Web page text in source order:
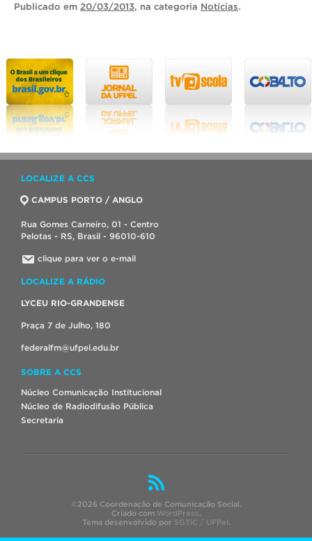
Publicado em 20/03/2013, na categoria Notícias.
LOCALIZE A CCS
CAMPUS PORTO / ANGLO
Rua Gomes Carneiro, 01 - Centro
Pelotas - RS, Brasil - 96010-610
clique para ver o e-mail
LOCALIZE A RÁDIO
LYCEU RIO-GRANDENSE
Praça 7 de Julho, 180
federalfm@ufpel.edu.br
SOBRE A CCS
Núcleo Comunicação Institucional
Núcleo de Radiodifusão Pública
Secretaria
©2026 Coordenação de Comunicação Social.
Criado com WordPress.
Tema desenvolvido por SGTIC / UFPel.